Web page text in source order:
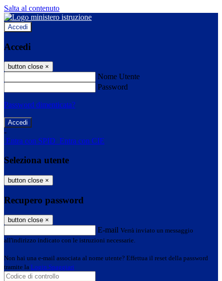
Salta al contenuto
Accedi
Accedi
button close ×
Nome Utente
Password
Password dimenticata?
-
Entra con SPID Entra con CIE
Seleziona utente
button close ×
Recupero password
button close ×
E-mail Verrà inviato un messaggio
all'indirizzo indicato con le istruzioni necessarie.
Non hai una e-mail associata al nome utente? Effettua il reset della password
tramite la Login Spaggiari